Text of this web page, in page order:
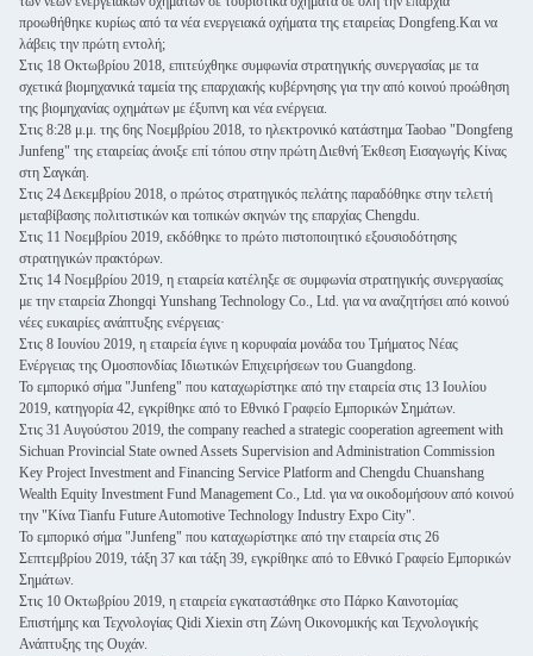
υποβολή
προωθήθηκε κυρίως από τα νέα ενεργειακά οχήματα της εταιρείας Dongfeng.Και να
λάβεις την πρώτη εντολή;
Στις 18 Οκτωβρίου 2018, επιτεύχθηκε συμφωνία στρατηγικής συνεργασίας με τα
σχετικά βιομηχανικά ταμεία της επαρχιακής κυβέρνησης για την από κοινού προώθηση
της βιομηχανίας οχημάτων με έξυπνη και νέα ενέργεια.
Στις 8:28 μ.μ. της 6ης Νοεμβρίου 2018, το ηλεκτρονικό κατάστημα Taobao "Dongfeng
Junfeng" της εταιρείας άνοιξε επί τόπου στην πρώτη Διεθνή Έκθεση Εισαγωγής Κίνας
στη Σαγκάη.
Στις 24 Δεκεμβρίου 2018, ο πρώτος στρατηγικός πελάτης παραδόθηκε στην τελετή
μεταβίβασης πολιτιστικών και τοπικών σκηνών της επαρχίας Chengdu.
Στις 11 Νοεμβρίου 2019, εκδόθηκε το πρώτο πιστοποιητικό εξουσιοδότησης
στρατηγικών πρακτόρων.
Στις 14 Νοεμβρίου 2019, η εταιρεία κατέληξε σε συμφωνία στρατηγικής συνεργασίας
με την εταιρεία Zhongqi Yunshang Technology Co., Ltd. για να αναζητήσει από κοινού
νέες ευκαιρίες ανάπτυξης ενέργειας·
Στις 8 Ιουνίου 2019, η εταιρεία έγινε η κορυφαία μονάδα του Τμήματος Νέας
Ενέργειας της Ομοσπονδίας Ιδιωτικών Επιχειρήσεων του Guangdong.
Το εμπορικό σήμα "Junfeng" που καταχωρίστηκε από την εταιρεία στις 13 Ιουλίου
2019, κατηγορία 42, εγκρίθηκε από το Εθνικό Γραφείο Εμπορικών Σημάτων.
Στις 31 Αυγούστου 2019, the company reached a strategic cooperation agreement with
Sichuan Provincial State owned Assets Supervision and Administration Commission
Key Project Investment and Financing Service Platform and Chengdu Chuanshang
Wealth Equity Investment Fund Management Co., Ltd. για να οικοδομήσουν από κοινού
την "Κίνα Tianfu Future Automotive Technology Industry Expo City".
Το εμπορικό σήμα "Junfeng" που καταχωρίστηκε από την εταιρεία στις 26
Σεπτεμβρίου 2019, τάξη 37 και τάξη 39, εγκρίθηκε από το Εθνικό Γραφείο Εμπορικών
Σημάτων.
Στις 10 Οκτωβρίου 2019, η εταιρεία εγκαταστάθηκε στο Πάρκο Καινοτομίας
Επιστήμης και Τεχνολογίας Qidi Xiexin στη Ζώνη Οικονομικής και Τεχνολογικής
Ανάπτυξης της Ουχάν.